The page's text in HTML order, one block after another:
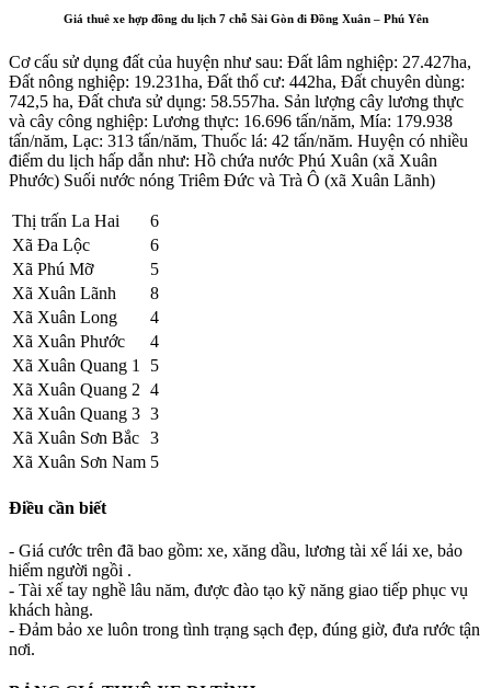
Giá thuê xe hợp đồng du lịch 7 chỗ Sài Gòn đi Đồng Xuân – Phú Yên
Cơ cấu sử dụng đất của huyện như sau: Đất lâm nghiệp: 27.427ha,
Đất nông nghiệp: 19.231ha, Đất thổ cư: 442ha, Đất chuyên dùng:
742,5 ha, Đất chưa sử dụng: 58.557ha. Sản lượng cây lương thực
và cây công nghiệp: Lương thực: 16.696 tấn/năm, Mía: 179.938
tấn/năm, Lạc: 313 tấn/năm, Thuốc lá: 42 tấn/năm. Huyện có nhiều
điểm du lịch hấp dẫn như: Hồ chứa nước Phú Xuân (xã Xuân
Phước) Suối nước nóng Triêm Đức và Trà Ô (xã Xuân Lãnh)
Thị trấn La Hai
6
Xã Đa Lộc
6
Xã Phú Mỡ
5
Xã Xuân Lãnh
8
Xã Xuân Long
4
Xã Xuân Phước
4
Xã Xuân Quang 1
5
Xã Xuân Quang 2 4
Xã Xuân Quang 3 3
Xã Xuân Sơn Bắc 3
Xã Xuân Sơn Nam 5
Điều cần biết
- Giá cước trên đã bao gồm: xe, xăng dầu, lương tài xế lái xe, bảo
hiểm người ngồi .
- Tài xế tay nghề lâu năm, được đào tạo kỹ năng giao tiếp phục vụ
khách hàng.
- Đảm bảo xe luôn trong tình trạng sạch đẹp, đúng giờ, đưa rước tận
nơi.